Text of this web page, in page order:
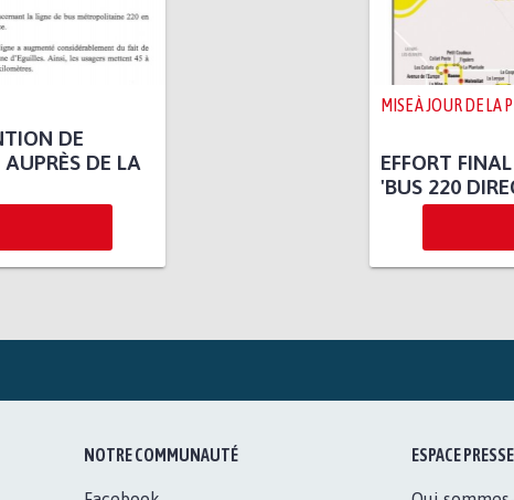
DE
DE LA
MISE À JOUR DE LA
EFFORT
'BUS 220
NOTRE COMMUNAUTÉ ESPACE PRESSE